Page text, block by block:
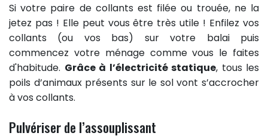
Si votre paire de collants est filée ou trouée, ne la
jetez pas ! Elle peut vous être très utile ! Enfilez vos
collants (ou vos bas) sur votre balai puis
commencez votre ménage comme vous le faites
d'habitude. Grâce à l’électricité statique, tous les
poils d’animaux présents sur le sol vont s’accrocher
à vos collants.
Pulvériser de l’assouplissant